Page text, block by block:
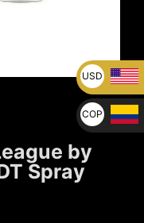
by
Spray
USD
U$
COP
$